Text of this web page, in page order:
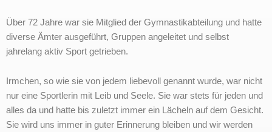
Über 72 Jahre war sie Mitglied der Gymnastikabteilung und hatte
diverse Ämter ausgeführt, Gruppen angeleitet und selbst
jahrelang aktiv Sport getrieben.
Irmchen, so wie sie von jedem liebevoll genannt wurde, war nicht
nur eine Sportlerin mit Leib und Seele. Sie war stets für jeden und
alles da und hatte bis zuletzt immer ein Lächeln auf dem Gesicht.
Sie wird uns immer in guter Erinnerung bleiben und wir werden